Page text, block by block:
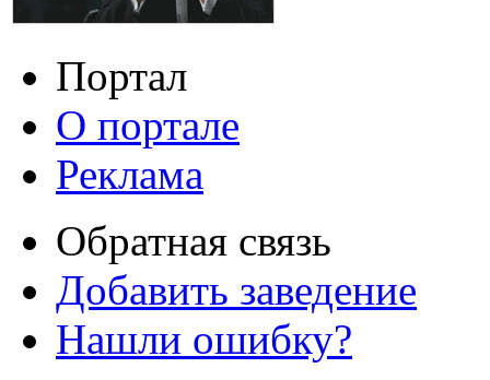
Портал
О портале
Реклама
Обратная связь
Добавить заведение
Нашли ошибку?